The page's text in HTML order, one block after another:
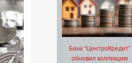
Банк “ЦентроКредит”
обновил коллекцию